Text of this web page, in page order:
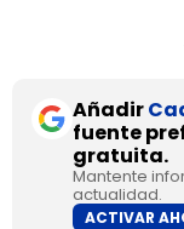
Añadir
fuente
gratuita.
Mantente
actualidad.
ACTIVAR